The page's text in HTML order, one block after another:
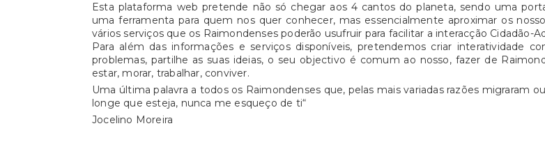
Esta plataforma web pretende não só chegar aos 4 cantos do planeta, sendo uma
uma ferramenta para quem nos quer conhecer, mas essencialmente aproximar os
vários serviços que os Raimondenses poderão usufruir para facilitar a interacção Cidadão-
Para além das informações e serviços disponíveis, pretendemos criar interatividade
problemas, partilhe as suas ideias, o seu objectivo é comum ao nosso, fazer de
estar, morar, trabalhar, conviver.
Uma última palavra a todos os Raimondenses que, pelas mais variadas razões migraram
longe que esteja, nunca me esqueço de ti“
Jocelino Moreira